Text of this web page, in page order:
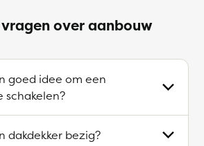
over aanbouw
goed idee om een
schakelen?
dakdekker bezig?